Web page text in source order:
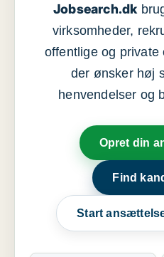
Jobsearch.dk
virksomheder,
offentlige og private
der ønsker høj
henvendelser og
Opret din
Find
Start